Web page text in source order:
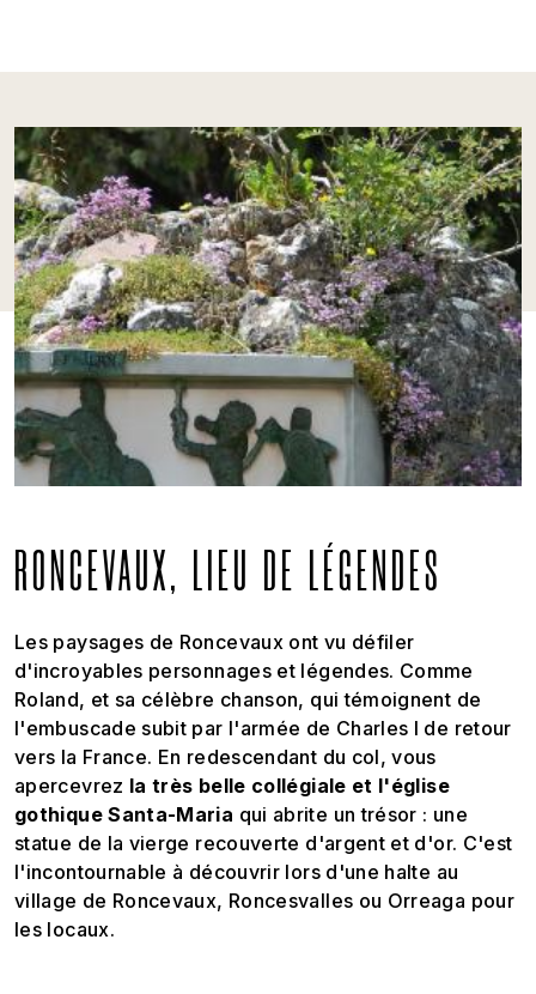
RONCEVAUX, LIEU DE LÉGENDES
Les paysages de Roncevaux ont vu défiler
d'incroyables personnages et légendes. Comme
Roland, et sa célèbre chanson, qui témoignent de
l'embuscade subit par l'armée de Charles I de retour
vers la France. En redescendant du col, vous
apercevrez la très belle collégiale et l'église
gothique Santa-Maria qui abrite un trésor : une
statue de la vierge recouverte d'argent et d'or. C'est
l'incontournable à découvrir lors d'une halte au
village de Roncevaux, Roncesvalles ou Orreaga pour
les locaux.